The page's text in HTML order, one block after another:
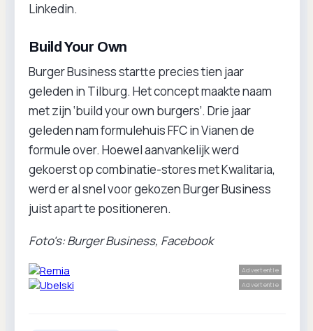
Linkedin.
Build Your Own
Burger Business startte precies tien jaar
geleden in Tilburg. Het concept maakte naam
met zijn ‘build your own burgers’. Drie jaar
geleden nam formulehuis FFC in Vianen de
formule over. Hoewel aanvankelijk werd
gekoerst op combinatie-stores met Kwalitaria,
werd er al snel voor gekozen Burger Business
juist apart te positioneren.
Foto's: Burger Business, Facebook
Advertentie
Advertentie